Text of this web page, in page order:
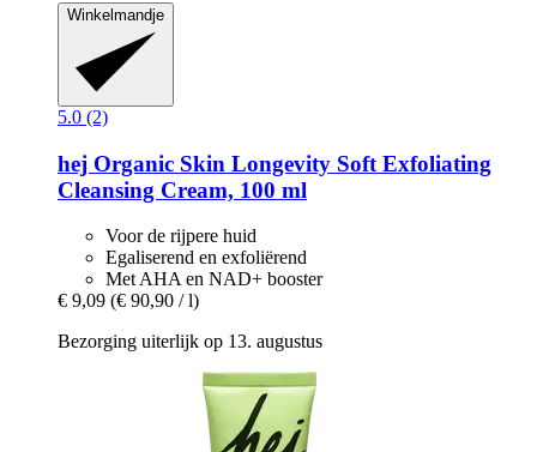
Winkelmandje
5.0 (2)
hej Organic Skin Longevity Soft Exfoliating
Cleansing Cream, 100 ml
Voor de rijpere huid
Egaliserend en exfoliërend
Met AHA en NAD+ booster
€ 9,09 (€ 90,90 / l)
Bezorging uiterlijk op 13. augustus